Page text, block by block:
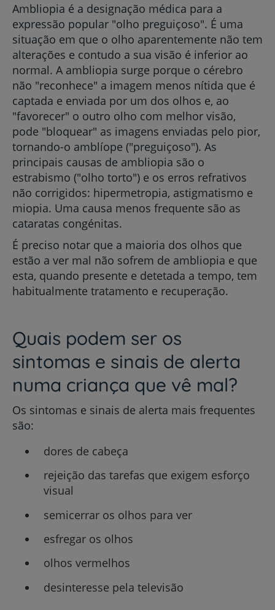
Ambliopia é a designação médica para a
expressão popular "olho preguiçoso". É uma
situação em que o olho aparentemente não tem
alterações e contudo a sua visão é inferior ao
normal. A ambliopia surge porque o cérebro
não "reconhece" a imagem menos nítida que é
captada e enviada por um dos olhos e, ao
"favorecer" o outro olho com melhor visão,
pode "bloquear" as imagens enviadas pelo pior,
tornando-o amblíope ("preguiçoso"). As
principais causas de ambliopia são o
estrabismo ("olho torto") e os erros refrativos
não corrigidos: hipermetropia, astigmatismo e
miopia. Uma causa menos frequente são as
cataratas congénitas.
É preciso notar que a maioria dos olhos que
estão a ver mal não sofrem de ambliopia e que
esta, quando presente e detetada a tempo, tem
habitualmente tratamento e recuperação.
Quais podem ser os
sintomas e sinais de alerta
numa criança que vê mal?
Os sintomas e sinais de alerta mais frequentes
são:
dores de cabeça
rejeição das tarefas que exigem esforço
visual
semicerrar os olhos para ver
esfregar os olhos
olhos vermelhos
desinteresse pela televisão